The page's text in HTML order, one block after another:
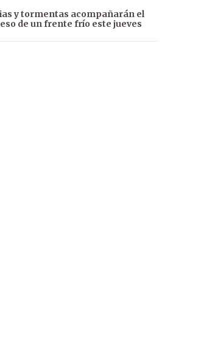
y tormentas acompañarán el
de un frente frío este jueves